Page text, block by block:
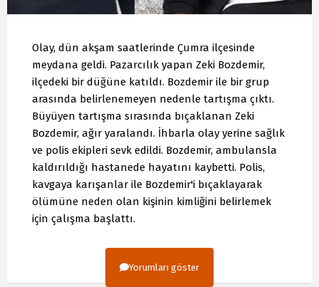
Olay, dün akşam saatlerinde Çumra ilçesinde
meydana geldi. Pazarcılık yapan Zeki Bozdemir,
ilçedeki bir düğüne katıldı. Bozdemir ile bir grup
arasında belirlenemeyen nedenle tartışma çıktı.
Büyüyen tartışma sırasında bıçaklanan Zeki
Bozdemir, ağır yaralandı. İhbarla olay yerine sağlık
ve polis ekipleri sevk edildi. Bozdemir, ambulansla
kaldırıldığı hastanede hayatını kaybetti. Polis,
kavgaya karışanlar ile Bozdemir'i bıçaklayarak
ölümüne neden olan kişinin kimliğini belirlemek
için çalışma başlattı.
Yorumları göster